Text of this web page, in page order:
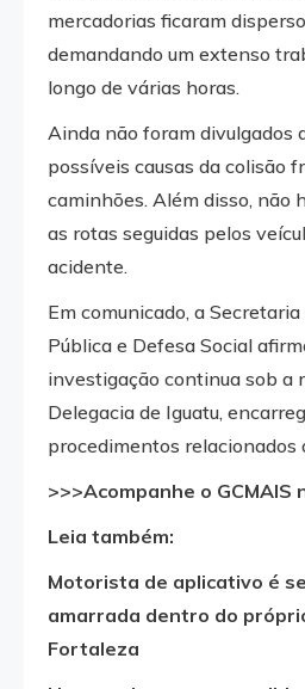
mercadorias ficaram
demandando um extenso
longo de várias horas.
Ainda não foram divulgados
possíveis causas da colisão
caminhões. Além disso, não
as rotas seguidas pelos
acidente.
Em comunicado, a
Pública e Defesa Social
investigação continua sob a
Delegacia de Iguatu,
procedimentos relacionados
>>>Acompanhe o GCMAIS
Leia também:
Motorista de aplicativo é
amarrada dentro do
Fortaleza